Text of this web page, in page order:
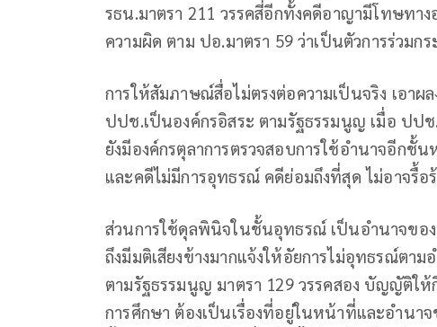
รธน.มาตรา 211 วรรคสี่อีกทั้งคดีอาญามีโทษทา
ความผิด ตาม ปอ.มาตรา 59 ว่าเป็นตัวการร่วมก
การให้สัมภาษณ์สื่อไม่ตรงต่อความเป็นจริง เอา
ปปช.เป็นองค์กรอิสระ ตามรัฐธรรมนูญ เมื่อ ปป
ยังมีองค์กรตุลาการตรวจสอบการใช้อำนาจอีก
และคดีไม่มีการอุทธรณ์ คดีย่อมถึงที่สุด ไม่อาจรื้อ
ส่วนการใช้ดุลพินิจในชั้นอุทธรณ์ เป็นอำนาจขอ
ถึงมีมติเสียงข้างมากแจ้งให้อัยการไม่อุทธรณ์ตา
ตามรัฐธรรมนูญ มาตรา 129 วรรคสอง บัญญัติใ
การศึกษา ต้องเป็นเรื่องที่อยู่ในหน้าที่และอำนา